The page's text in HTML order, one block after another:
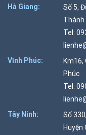
Hà Giang:
Số 5,
Thành
Tel:
Vĩnh Phúc:
Km16,
Phúc
Tel:
Tây Ninh:
Số
Huyện